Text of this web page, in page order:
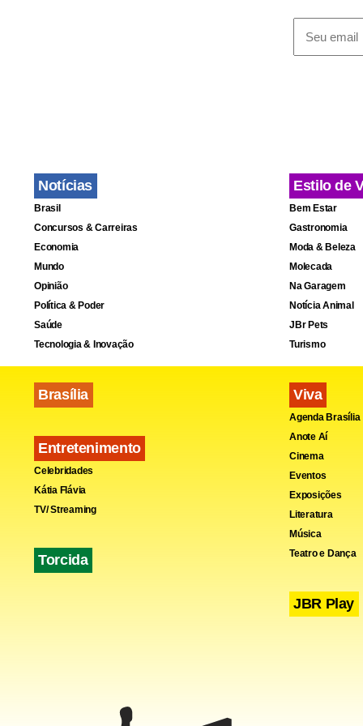
Notícias
Brasil
Concursos & Carreiras
Economia
Mundo
Opinião
Política & Poder
Saúde
Tecnologia & Inovação
Brasília
Entretenimento
Celebridades
Kátia Flávia
TV/ Streaming
Torcida
Estilo de
Bem Estar
Gastronomia
Moda & Beleza
Molecada
Na Garagem
Notícia Animal
JBr Pets
Turismo
Viva
Agenda Brasília
Anote Aí
Cinema
Eventos
Exposições
Literatura
Música
Teatro e Dança
JBR Play